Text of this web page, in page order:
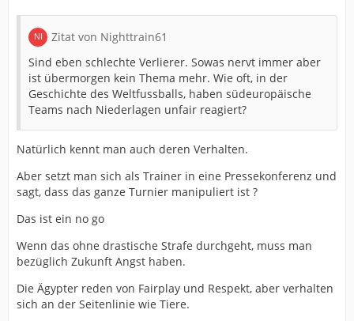
Zitat von Nighttrain61
Sind eben schlechte Verlierer. Sowas nervt immer aber
ist übermorgen kein Thema mehr. Wie oft, in der
Geschichte des Weltfussballs, haben südeuropäische
Teams nach Niederlagen unfair reagiert?
Natürlich kennt man auch deren Verhalten.
Aber setzt man sich als Trainer in eine Pressekonferenz und
sagt, dass das ganze Turnier manipuliert ist ?
Das ist ein no go
Wenn das ohne drastische Strafe durchgeht, muss man
bezüglich Zukunft Angst haben.
Die Ägypter reden von Fairplay und Respekt, aber verhalten
sich an der Seitenlinie wie Tiere.